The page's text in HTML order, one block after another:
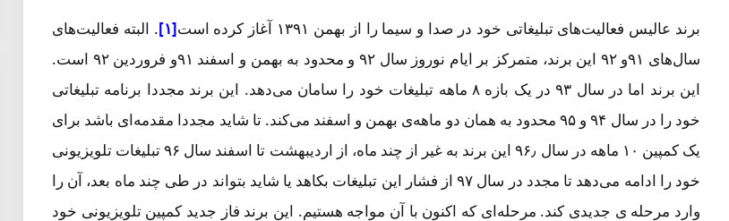
برند عالیس فعالیت‌های تبلیغاتی خود در صدا و سیما را از بهمن ۱۳۹۱ آغاز کرده است [۱]
. البته فعالیت‌های
سال‌های ۹۱و ۹۲ این برند، متمرکز بر ایام نوروز سال ۹۲ و محدود به بهمن و اسفند ۹۱و فروردین ۹۲ است.
این برند اما در سال ۹۳ در یک بازه ۸ ماهه تبلیغات خود را سامان می‌دهد. این برند مجددا برنامه تبلیغاتی
خود را در سال ۹۴ و ۹۵ محدود به همان دو ماهه‌ی بهمن و اسفند می‌کند. تا شاید مجددا مقدمه‌ای باشد برای
یک کمپین ۱۰ ماهه در سال ۹۶٫ این برند به غیر از چند ماه، از اردیبهشت تا اسفند سال ۹۶ تبلیغات تلویزیونی
خود را ادامه می‌دهد تا مجدد در سال ۹۷ از فشار این تبلیغات بکاهد یا شاید بتواند در طی چند ماه بعد، آن را
وارد مرحله ی جدیدی کند. مرحله‌ای که اکنون با آن مواجه هستیم. این برند فاز جدید کمپین تلویزیونی خود